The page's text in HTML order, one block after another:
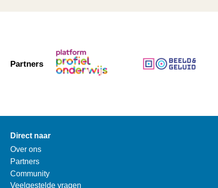
Partners
Direct naar
Over ons
Partners
Community
Veelgestelde vragen